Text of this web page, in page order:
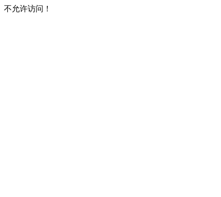
不允许访问！